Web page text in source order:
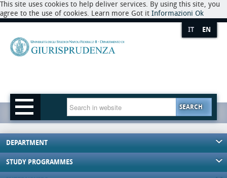
This site uses cookies to help deliver services. By using this site, you
agree to the use of cookies. Learn more Got it Informazioni Ok
IT EN
SEARCH
DEPARTMENT
STUDY PROGRAMMES